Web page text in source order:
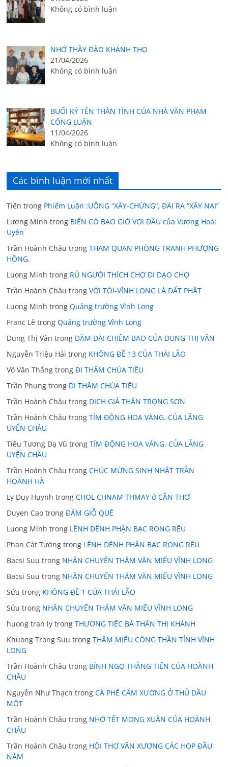
Không có bình luận
NHỚ THẦY ĐÀO KHÁNH THỌ
21/04/2026
Không có bình luận
BUỔI KÝ TÊN THÂN TÌNH CỦA NHÀ VĂN PHẠM
CÔNG LUẬN
11/04/2026
Không có bình luận
Các bình luận mới nhất
Tiến trong Phiếm Luận :UỐNG “XÂY-CHỪNG”, ĐÁI RA “XÂY NẠI”
Lương Minh trong BIỂN CÓ BAO GIỜ VƠI ĐÂU của Vương Hoài
Uyên
Trần Hoành Châu trongTHAM QUAN PHÒNG TRANH PHƯỢNG
HỒNG.
Luong Minh trong RỦ NGƯỜI THÍCH CHỢ ĐI DẠO CHỢ
Trần Hoành Châu trongVỚI TÔI-VĨNH LONG LÀ ĐẤT PHẬT
Luong Minh trongQuảng trường Vĩnh Long
Franc Lê trongQuảng trường Vĩnh Long
Dung Thị Vân trong DẶM DÀI CHIÊM BAO CỦA DUNG THỊ VÂN
Nguyễn Triệu Hải trong KHÔNG ĐỀ 13 CỦA THÁI LÃO
Võ Văn Thắng trongĐI THĂM CHÙA TIÊU
Trần Phụng trongĐI THĂM CHÙA TIÊU
Trần Hoành Châu trong DICH GIẢ THÂN TRỌNG SƠN
Trần Hoành Châu trongTÍM ĐỘNG HOA VÀNG. CỦA LÃNG
UYỂN CHÂU
Tiêu Tương Dạ Vũ trongTÍM ĐỘNG HOA VÀNG. CỦA LÃNG
UYỂN CHÂU
Trần Hoành Châu trongCHÚC MỪNG SINH NHẬT TRẦN
HOÀNH HÀ
Ly Duy Huynh trongCHOL CHNAM THMAY ở CẦN THƠ
Duyen Cao trongĐÁM GIỖ QUÊ
Luong Minh trong LÊNH ĐÊNH PHẬN BẠC RONG RÊU
Phan Cát Tường trong LÊNH ĐÊNH PHẬN BẠC RONG RÊU
Bacsi Suu trong NHÂN CHUYẾN THĂM VĂN MIẾU VĨNH LONG
Bacsi Suu trong NHÂN CHUYẾN THĂM VĂN MIẾU VĨNH LONG
Sửu trong KHÔNG ĐỀ 1 CỦA THÁI LÃO
Sửu trong NHÂN CHUYẾN THĂM VĂN MIẾU VĨNH LONG
huong tran ly trongTHƯƠNG TIẾC BÀ THÂN THỊ KHÁNH
Khuong Trong Suu trongTHĂM MIẾU CÔNG THẦN TỈNH VĨNH
LONG
Trần Hoành Châu trong BÍNH NGỌ THẲNG TIẾN CỦA HOÀNH
CHÂU
Nguyễn Như Thạch trongCÀ PHÊ CẨM XƯƠNG Ở THỦ DẦU
MỘT
Trần Hoành Châu trong NHỚ TẾT MONG XUÂN CỦA HOÀNH
CHÂU
Trần Hoành Châu trong HỘI THƠ VĂN XƯƠNG CÁC HOP ĐẦU
NĂM